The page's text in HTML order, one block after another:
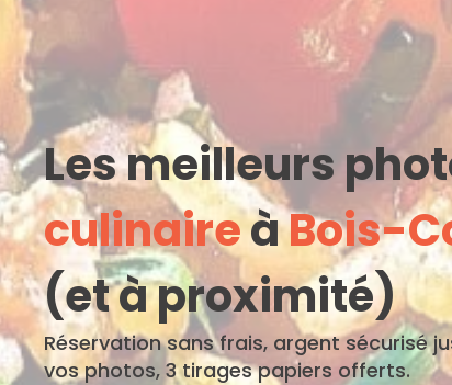
Les meilleurs
culinaireàBois-
(et à proximité)
Réservation sans frais, argent sécurisé
vos photos, 3 tirages papiers offerts.